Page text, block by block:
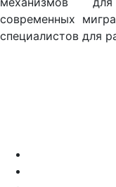
современных
специалистов для